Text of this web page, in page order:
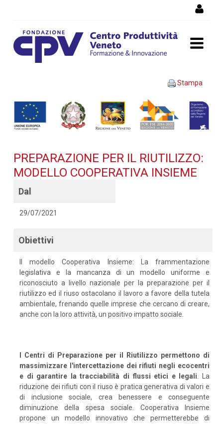
PREPARAZIONE PER IL
RIUTILIZZO: MODELLO
COOPERATIVA INSIEME -
formazione
Stampa
PREPARAZIONE PER IL RIUTILIZZO:
MODELLO COOPERATIVA INSIEME
Dal
29/07/2021
Obiettivi
Il modello Cooperativa Insieme: La frammentazione
legislativa e la mancanza di un modello uniforme e
riconosciuto a livello nazionale per la preparazione per il
riutilizzo ed il riuso ostacolano il lavoro a favore della tutela
ambientale, frenando quelle imprese che cercano di creare,
anche con la loro attività, un positivo impatto sociale.
I Centri di Preparazione per il Riutilizzo permettono di
massimizzare l'intercettazione dei rifiuti negli ecocentri
e di garantire la tracciabilità di flussi etici e legali. La
riduzione dei rifiuti con il riuso è pratica generativa di valori e
di inclusione sociale, crea benessere e conseguente
diminuzione della spesa sociale. Cooperativa Insieme
propone un modello innovativo che permetterebbe di